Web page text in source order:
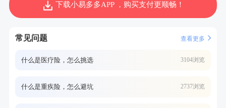
下载小易多多APP ，购买支付更顺畅！
常见问题 查看更多
什么是医疗险，怎么挑选 3104浏览
什么是重疾险，怎么避坑 2737浏览